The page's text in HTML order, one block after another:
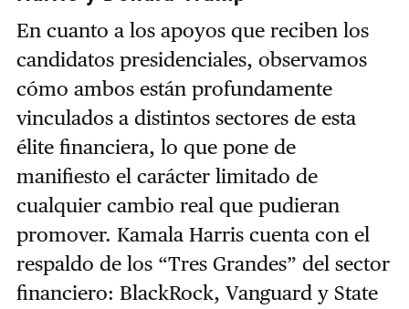
En cuanto a los apoyos que reciben los
candidatos presidenciales, observamos
cómo ambos están profundamente
vinculados a distintos sectores de esta
élite financiera, lo que pone de
manifiesto el carácter limitado de
cualquier cambio real que pudieran
promover. Kamala Harris cuenta con el
respaldo de los “Tres Grandes” del sector
financiero: BlackRock, Vanguard y State